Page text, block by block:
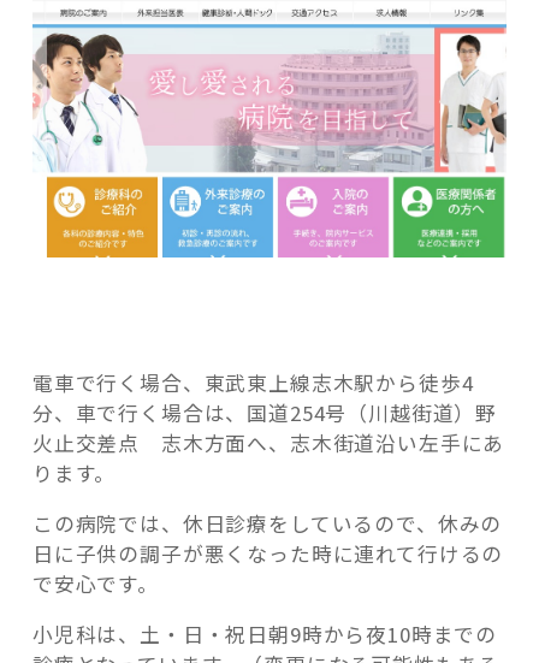
電車で行く場合、東武東上線志木駅から徒歩4
分、車で行く場合は、国道254号（川越街道）野
火止交差点 志木方面へ、志木街道沿い左手にあ
ります。
この病院では、休日診療をしているので、休みの
日に子供の調子が悪くなった時に連れて行けるの
で安心です。
小児科は、土・日・祝日朝9時から夜10時までの